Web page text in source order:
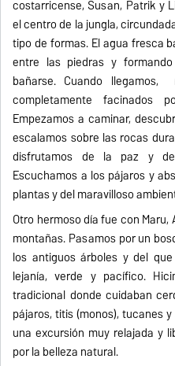
costarricense, Susan, Patrik y
el centro de la jungla,
tipo de formas. El agua fresca
entre las piedras y
bañarse. Cuando
completamente
Empezamos a caminar,
escalamos sobre las rocas
disfrutamos de la paz y
Escuchamos a los pájaros y
plantas y del maravilloso
Otro hermoso día fue con
montañas. Pasamos por un
los antiguos árboles y del
lejanía, verde y pacífico.
tradicional donde cuidaban
pájaros, titis (monos), tucanes
una excursión muy relajada y
por la belleza natural.